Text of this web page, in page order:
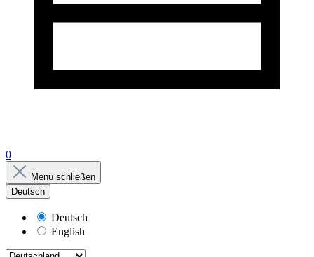
0
Menü schließen
Deutsch
Deutsch
English